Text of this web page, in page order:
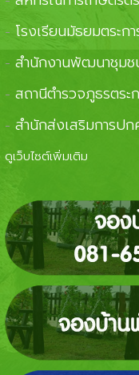
- โรงเรียนมัธยมตระก
- สำนักงานพัฒนาชุมช
- สถานีตำรวจภูธรตระ
- สำนักส่งเสริมการป
ดูเว็บไซต์เพิ่มเติม